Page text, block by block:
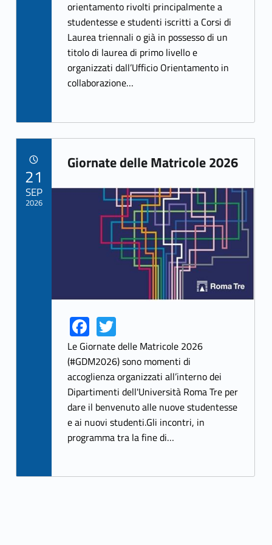
b
o
o
k
itt
er
orientamento rivolti principalmente a
studentesse e studenti iscritti a Corsi di
Laurea triennali o già in possesso di un
titolo di laurea di primo livello e
organizzati dall’Ufficio Orientamento in
collaborazione…
Giornate delle Matricole 2026
Link identifier archive #link-archive-thumb-soap-60376
Link identifier share facebook archive #share-link-archive-54689Fa
ce
b
o
o
k
Link identifier share twitter archive #share-link-archive-36464T
w
itt
er
Le Giornate delle Matricole 2026
(#GDM2026) sono momenti di
accoglienza organizzati all’interno dei
Dipartimenti dell'Università Roma Tre per
dare il benvenuto alle nuove studentesse
e ai nuovi studenti.Gli incontri, in
programma tra la fine di…
21
SEP
2026